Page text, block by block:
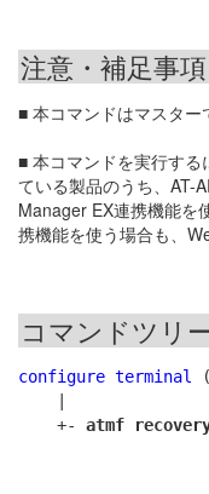
注意・補足事項
■ 本コマンドはマスター
■ 本コマンドを実行する
ている製品のうち、AT-
Manager EX連携機能を
携機能を使う場合も、
コマンドツリ
configure terminal
    +-
atmf